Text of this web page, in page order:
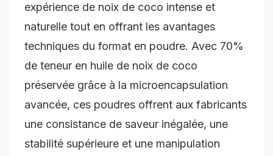
expérience de noix de coco intense et
naturelle tout en offrant les avantages
techniques du format en poudre. Avec 70%
de teneur en huile de noix de coco
préservée grâce à la microencapsulation
avancée, ces poudres offrent aux fabricants
une consistance de saveur inégalée, une
stabilité supérieure et une manipulation